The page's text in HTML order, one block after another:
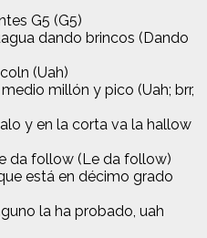
G5 (G5)
dando brincos (Dando
(Uah)
millón y pico (Uah; brr,
y en la corta va la hallow
da follow (Le da follow)
está en décimo grado
la ha probado, uah